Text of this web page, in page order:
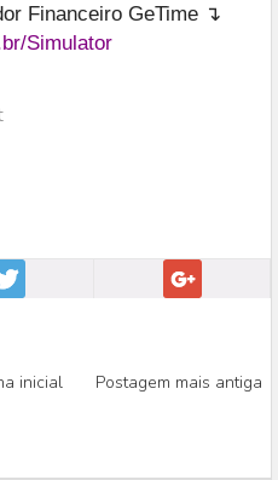
Financeiro GeTime ↴
Simulator
inicial Postagem mais antiga